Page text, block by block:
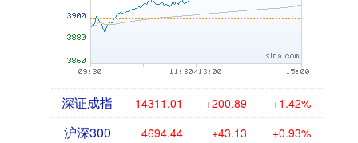
深证成指 14311.01 +200.89 +1.42%
沪深300 4694.44 +43.13 +0.93%